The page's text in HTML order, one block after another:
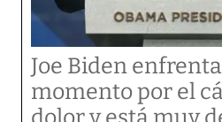
Joe Biden
momento por el